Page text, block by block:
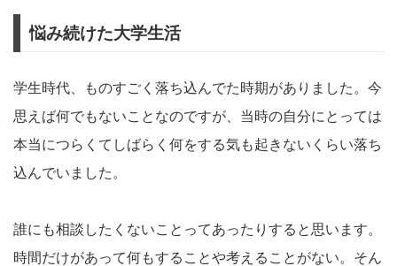
悩み続けた大学生活
学生時代、ものすごく落ち込んでた時期がありました。今
思えば何でもないことなのですが、当時の自分にとっては
本当につらくてしばらく何をする気も起きないくらい落ち
込んでいました。
誰にも相談したくないことってあったりすると思います。
時間だけがあって何もすることや考えることがない。そん